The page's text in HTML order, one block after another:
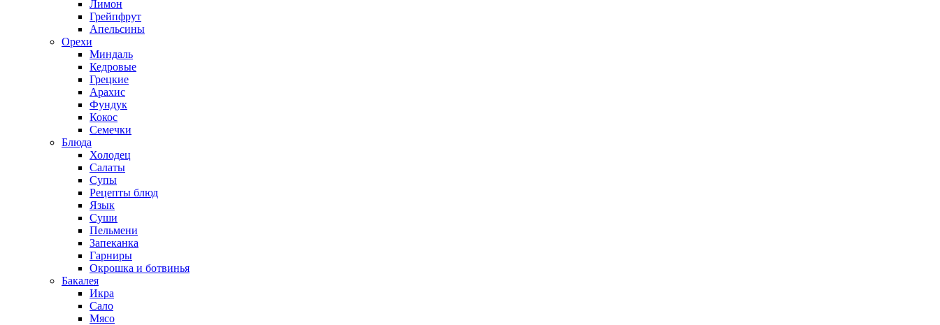
Лимон
Грейпфрут
Апельсины
Орехи
Миндаль
Кедровые
Грецкие
Арахис
Фундук
Кокос
Семечки
Блюда
Холодец
Салаты
Супы
Рецепты блюд
Язык
Суши
Пельмени
Запеканка
Гарниры
Окрошка и ботвинья
Бакалея
Икра
Сало
Мясо